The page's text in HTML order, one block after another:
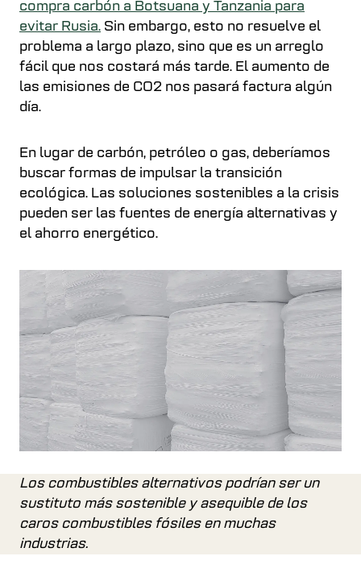
compra carbón a Botsuana y Tanzania para
evitar Rusia. Sin embargo, esto no resuelve el
problema a largo plazo, sino que es un arreglo
fácil que nos costará más tarde. El aumento de
las emisiones de CO2 nos pasará factura algún
día.
En lugar de carbón, petróleo o gas, deberíamos
buscar formas de impulsar la transición
ecológica. Las soluciones sostenibles a la crisis
pueden ser las fuentes de energía alternativas y
el ahorro energético.
Los combustibles alternativos podrían ser un
sustituto más sostenible y asequible de los
caros combustibles fósiles en muchas
industrias.